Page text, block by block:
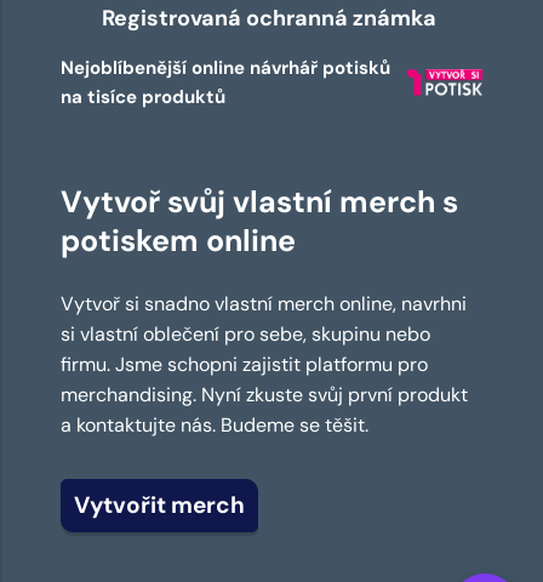
Registrovaná ochranná známka
Nejoblíbenější online návrhář potisků
na tisíce produktů
Vytvoř svůj vlastní merch s
potiskem online
Vytvoř si snadno vlastní merch online, navrhni
si vlastní oblečení pro sebe, skupinu nebo
firmu. Jsme schopni zajistit platformu pro
merchandising. Nyní zkuste svůj první produkt
a kontaktujte nás. Budeme se těšit.
Vytvořit merch